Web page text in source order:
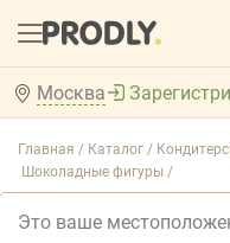
Москва
Это ваше
Главная / Каталог /
Шоколадные фигуры /